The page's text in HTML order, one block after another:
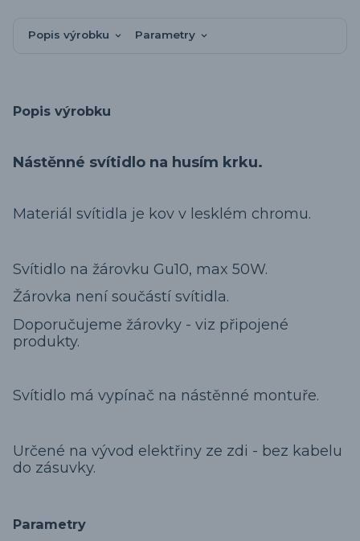
Popis výrobku Parametry
Popis výrobku
Nástěnné svítidlo na husím krku.
Materiál svítidla je kov v lesklém chromu.
Svítidlo na žárovku Gu10, max 50W.
Žárovka není součástí svítidla.
Doporučujeme žárovky - viz připojené
produkty.
Svítidlo má vypínač na nástěnné montuře.
Určené na vývod elektřiny ze zdi - bez kabelu
do zásuvky.
Parametry